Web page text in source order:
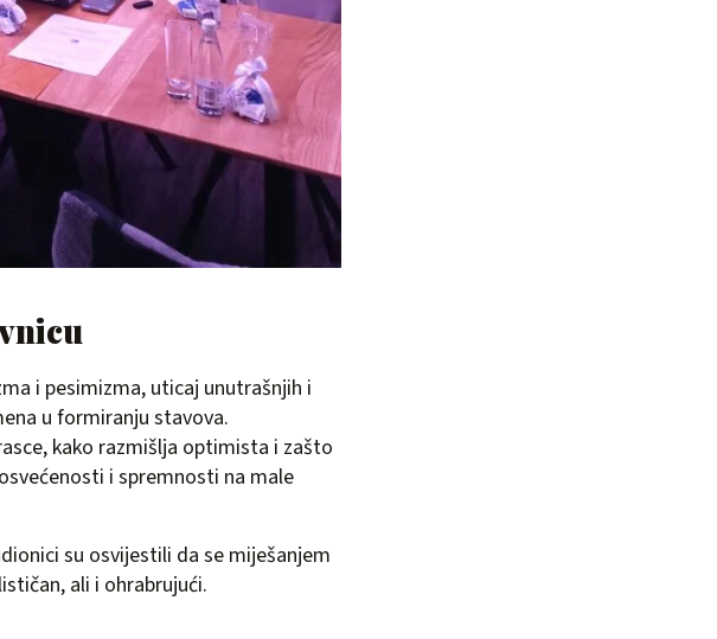
i pesimizma, uticaj unutrašnjih i
u formiranju stavova.
kako razmišlja optimista i zašto
i spremnosti na male
su osvijestili da se miješanjem
ali i ohrabrujući.